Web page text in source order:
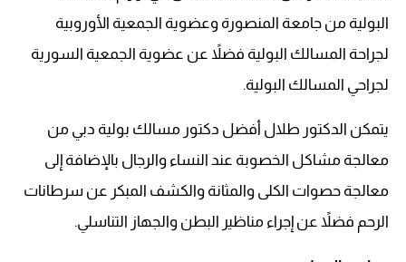
البولية من جامعة المنصورة وعضوية الجمعية الأوروبية
لجراحة المسالك البولية فضلاً عن عضوية الجمعية السورية
لجراحي المسالك البولية.
يتمكن الدكتور طلال أفضل دكتور مسالك بولية دبي من
معالجة مشاكل الخصوبة عند النساء والرجال بالإضافة إلى
معالجة حصوات الكلى والمثانة والكشف المبكر عن سرطانات
الرحم فضلاً عن إجراء مناظير البطن والجهاز التناسلي.